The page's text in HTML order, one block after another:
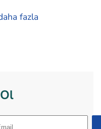
fazla